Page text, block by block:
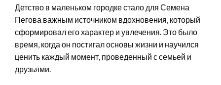
Детство в маленьком городке стало для Семена
Пегова важным источником вдохновения, который
сформировал его характер и увлечения. Это было
время, когда он постигал основы жизни и научился
ценить каждый момент, проведенный с семьей и
друзьями.